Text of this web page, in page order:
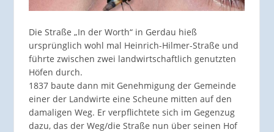
Die Straße „In der Worth“ in Gerdau hieß
ursprünglich wohl mal Heinrich-Hilmer-Straße und
führte zwischen zwei landwirtschaftlich genutzten
Höfen durch.
1837 baute dann mit Genehmigung der Gemeinde
einer der Landwirte eine Scheune mitten auf den
damaligen Weg. Er verpflichtete sich im Gegenzug
dazu, das der Weg/die Straße nun über seinen Hof